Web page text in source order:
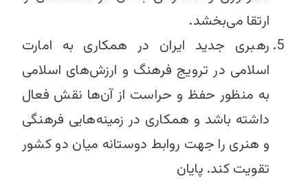
ارتقا می‌بخشد.
رهبری جدید ایران در همکاری به امارت
اسلامی در ترویج فرهنگ و ارزش‌های اسلامی
به منظور حفظ و حراست از آن‌ها نقش فعال
داشته باشد و همکاری در زمینه‌هایی فرهنگی
و هنری را جهت روابط دوستانه میان دو کشور
تقویت کند. پایان